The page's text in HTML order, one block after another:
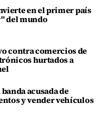
en el primer país
del mundo
contra comercios de
hurtados a
acusada de
y vender vehículos